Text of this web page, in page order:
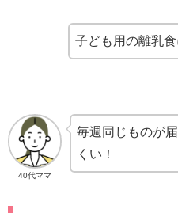
子ども用の離乳
40代ママ
毎週同じものが
くい！